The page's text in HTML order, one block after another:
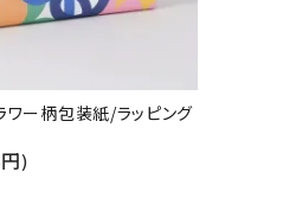
ワー柄包装紙/ラッピング
)